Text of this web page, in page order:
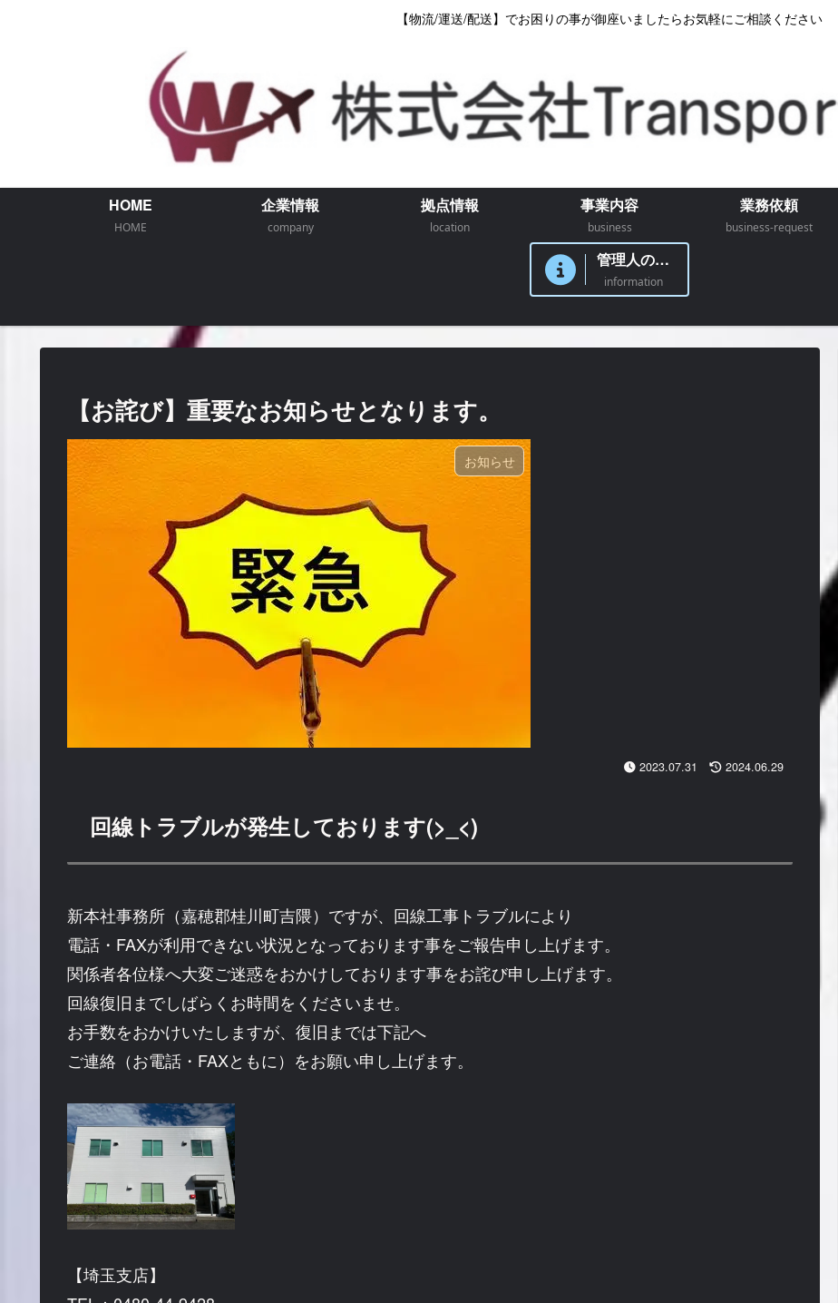
【物流/運送/配送】でお困りの事が御座いましたらお気軽にご相談ください
HOME
HOME
企業情報
company
拠点情報
location
事業内容
business
業務依頼
business-request
管理人のつぶやき
information
【お詫び】重要なお知らせとなります。
お知らせ
2023.07.31 2024.06.29
回線トラブルが発生しております(>_<)
新本社事務所（嘉穂郡桂川町吉隈）ですが、回線工事トラブルにより
電話・FAXが利用できない状況となっております事をご報告申し上げます。
関係者各位様へ大変ご迷惑をおかけしております事をお詫び申し上げます。
回線復旧までしばらくお時間をくださいませ。
お手数をおかけいたしますが、復旧までは下記へ
ご連絡（お電話・FAXともに）をお願い申し上げます。
【埼玉支店】